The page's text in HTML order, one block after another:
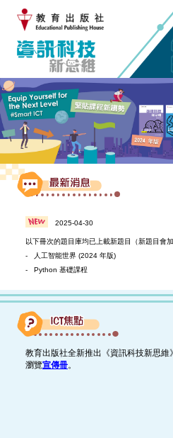
2025-04-30
以下冊次的題目庫均已上載新題目（新題目會
- 人工智能世界 (2024 年版)
- Python 基礎課程
教育出版社全新推出《資訊科技新思
瀏覽宣傳冊。